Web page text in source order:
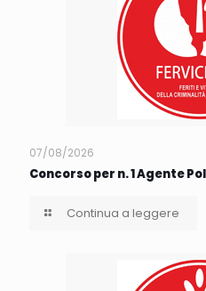
07/08/2026
Concorso per n. 1 Agente
Continua a leggere